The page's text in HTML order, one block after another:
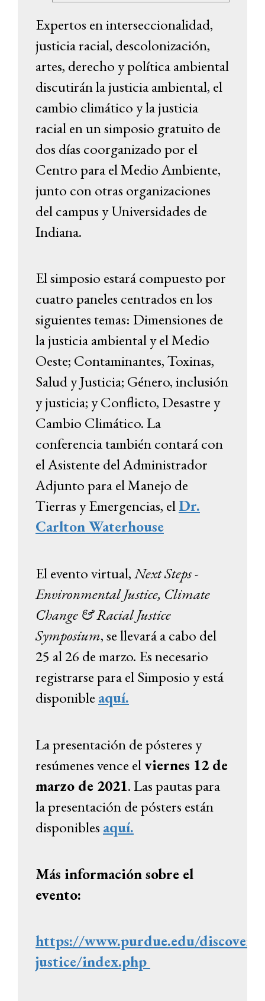
Expertos en interseccionalidad,
justicia racial, descolonización,
artes, derecho y política ambiental
discutirán la justicia ambiental, el
cambio climático y la justicia
racial en un simposio gratuito de
dos días coorganizado por el
Centro para el Medio Ambiente,
junto con otras organizaciones
del campus y Universidades de
Indiana.
El simposio estará compuesto por
cuatro paneles centrados en los
siguientes temas: Dimensiones de
la justicia ambiental y el Medio
Oeste; Contaminantes, Toxinas,
Salud y Justicia; Género, inclusión
y justicia; y Conflicto, Desastre y
Cambio Climático. La
conferencia también contará con
el Asistente del Administrador
Adjunto para el Manejo de
Tierras y Emergencias, elDr.
Carlton Waterhouse
El evento virtual,Next Steps -
Environmental Justice, Climate
Change & Racial Justice
Symposium, se llevará a cabo del
25 al 26 de marzo. Es necesario
registrarse para el Simposio y está
disponible aquí.
La presentación de pósteres y
resúmenes vence elviernes 12 de
marzo de 2021. Las pautas para
la presentación de pósters están
disponibles aquí.
Más información sobre el
evento:
https://www.purdue.edu/
justice/index.php